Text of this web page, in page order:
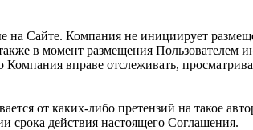
на Сайте. Компания не инициирует
в момент размещения Пользователем
Компания вправе отслеживать,
от каких-либо претензий на такое
срока действия настоящего Соглашения.